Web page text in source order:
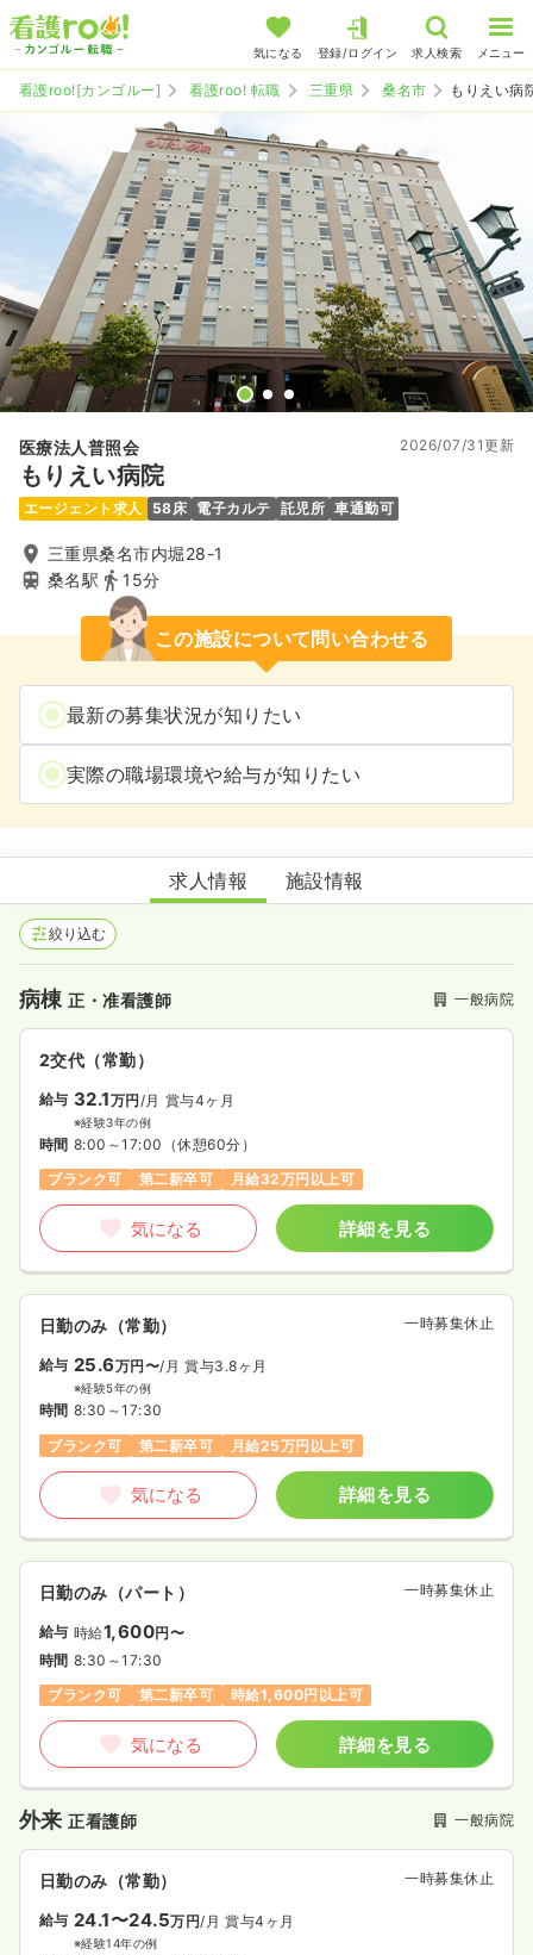
気になる 登録/ログイン 求人検索 メニュー
看護roo![カンゴルー] 看護roo! 転職 三重県 桑名市 もりえい病
医療法人普照会
もりえい病院
2026/07/31更新
エージェント求人 58床 電子カルテ 託児所 車通勤可
三重県桑名市内堀28-1
桑名駅
15分
この施設について問い合わせる
最新の募集状況が知りたい
実際の職場環境や給与が知りたい
もりえい病院
求人情報 施設情報
絞り込む
病棟正・准看護師 一般病院
2交代（常勤）
給与 32.1万円/月 賞与4ヶ月
※経験3年の例
時間 8:00～17:00 （休憩60分）
ブランク可
第二新卒可 月給32万円以上可
気になる 詳細を見る
日勤のみ（常勤） 一時募集休止
給与 25.6万円〜/月 賞与3.8ヶ月
※経験5年の例
時間 8:30～17:30
ブランク可
第二新卒可 月給25万円以上可
気になる 詳細を見る
日勤のみ（パート） 一時募集休止
給与 時給1,600円〜
時間 8:30～17:30
ブランク可
第二新卒可 時給1,600円以上可
気になる 詳細を見る
外来正看護師 一般病院
日勤のみ（常勤） 一時募集休止
給与 24.1〜24.5万円/月 賞与4ヶ月
※経験14年の例